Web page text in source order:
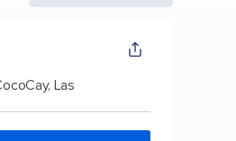
Las